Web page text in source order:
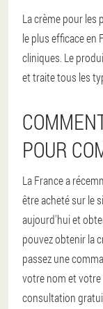
La crème pour les
le plus efficace en
cliniques. Le
et traite tous les
POUR
La France a
être acheté sur le
aujourd'hui et
pouvez obtenir la
passez une
votre nom et
consultation